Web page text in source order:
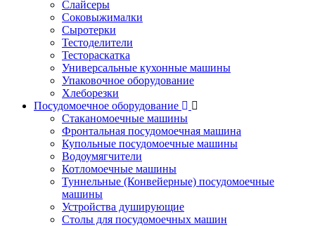
Слайсеры
Соковыжималки
Сыротерки
Тестоделители
Тестораскатка
Универсальные кухонные машины
Упаковочное оборудование
Хлеборезки
Посудомоечное оборудование
Стаканомоечные машины
Фронтальная посудомоечная машина
Купольные посудомоечные машины
Водоумягчители
Котломоечные машины
Туннельные (Конвейерные) посудомоечные
машины
Устройства душирующие
Столы для посудомоечных машин